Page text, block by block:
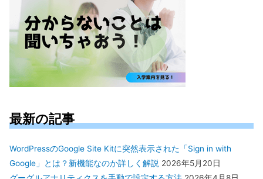
最新の記事
WordPressのGoogle Site Kitに突然表示された「Sign in with
Google」とは？新機能なのか詳しく解説 2026年5月20日